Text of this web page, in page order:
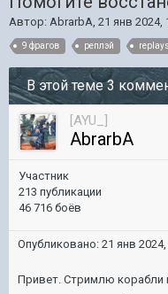
Автор: AbrarbA, 21 янв 2024,
9 фрагов реплэй replays
В этой теме 3
[AYU_]
AbrarbA
Участник
213 публикации
46 716 боёв
Опубликовано: 21 янв
Привет. Стримлю корабли